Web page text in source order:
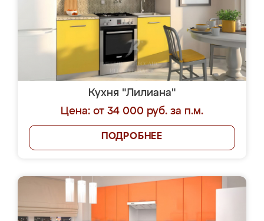
Кухня "Лилиана"
Цена: от 34 000 руб. за п.м.
ПОДРОБНЕЕ